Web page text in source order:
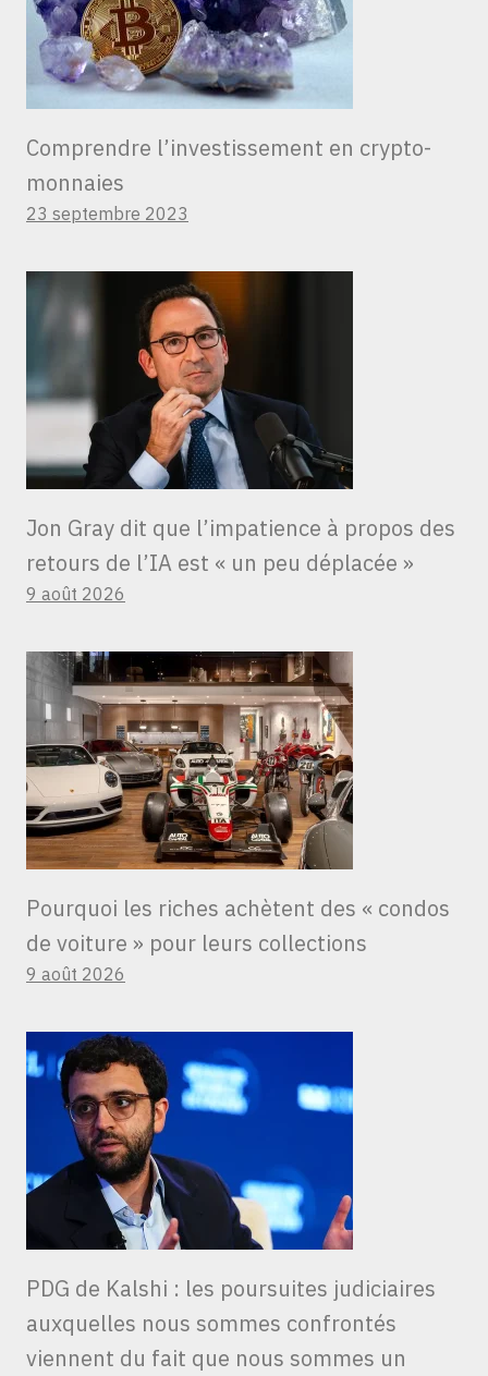
Comprendre l’investissement en crypto-
monnaies
23 septembre 2023
Jon Gray dit que l’impatience à propos des
retours de l’IA est « un peu déplacée »
9 août 2026
Pourquoi les riches achètent des « condos
de voiture » ​​pour leurs collections
9 août 2026
PDG de Kalshi : les poursuites judiciaires
auxquelles nous sommes confrontés
viennent du fait que nous sommes un